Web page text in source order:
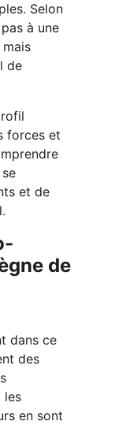
Selon
à une
de
forces et
et de
de
dans ce
des
les
en sont